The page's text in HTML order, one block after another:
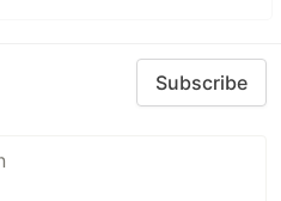
Subscribe